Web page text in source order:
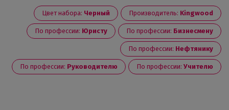
Цвет набора: Черный Производитель: Kingwood
По профессии: Юристу По профессии: Бизнесмену
По профессии: Нефтянику
По профессии: Руководителю По профессии: Учителю